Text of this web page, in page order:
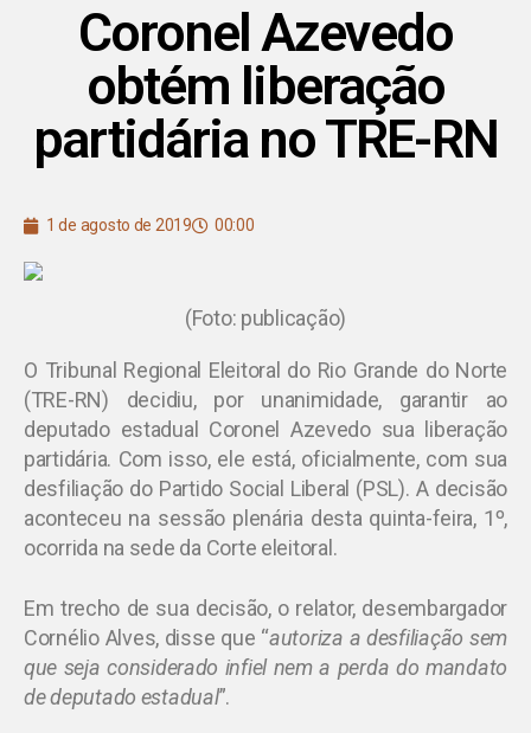
Coronel Azevedo
obtém liberação
partidária no TRE-RN
1 de agosto de 2019 00:00
(Foto: publicação)
O Tribunal Regional Eleitoral do Rio Grande do Norte
(TRE-RN) decidiu, por unanimidade, garantir ao
deputado estadual Coronel Azevedo sua liberação
partidária. Com isso, ele está, oficialmente, com sua
desfiliação do Partido Social Liberal (PSL). A decisão
aconteceu na sessão plenária desta quinta-feira, 1º,
ocorrida na sede da Corte eleitoral.
Em trecho de sua decisão, o relator, desembargador
Cornélio Alves, disse que “autoriza a desfiliação sem
que seja considerado infiel nem a perda do mandato
de deputado estadual”.